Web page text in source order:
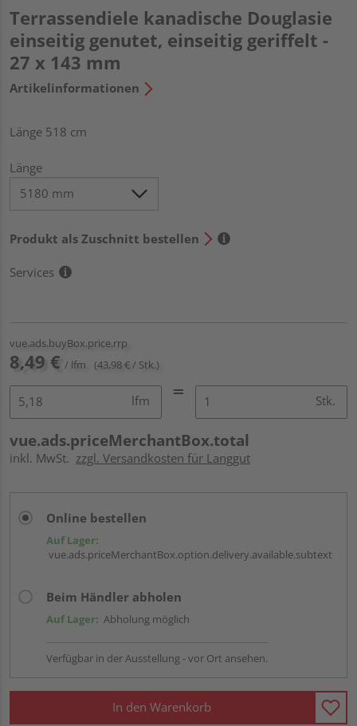
Terrassendiele kanadische Douglasie
einseitig genutet, einseitig geriffelt -
27 x 143 mm
Artikelinformationen
Länge 518 cm
Länge
Produkt als Zuschnitt bestellen
Services
vue.ads.buyBox.price.rrp
8,49 € / lfm (43,98 € / Stk.)
lfm Stk.
vue.ads.priceMerchantBox.total
inkl. MwSt. zzgl. Versandkosten für Langgut
Online bestellen
Auf Lager:
vue.ads.priceMerchantBox.option.delivery.available.subtext
Beim Händler abholen
Auf Lager: Abholung möglich
Verfügbar in der Ausstellung - vor Ort ansehen.
In den Warenkorb